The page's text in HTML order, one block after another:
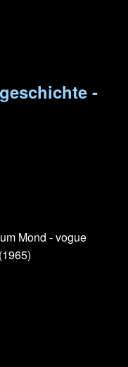
-
Mond - vogue